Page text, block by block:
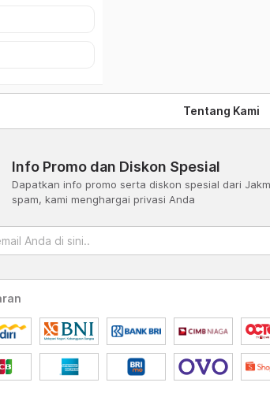
Tentang Kami
Info Promo dan Diskon Spesial
Dapatkan info promo serta diskon spesial dari
spam, kami menghargai privasi Anda